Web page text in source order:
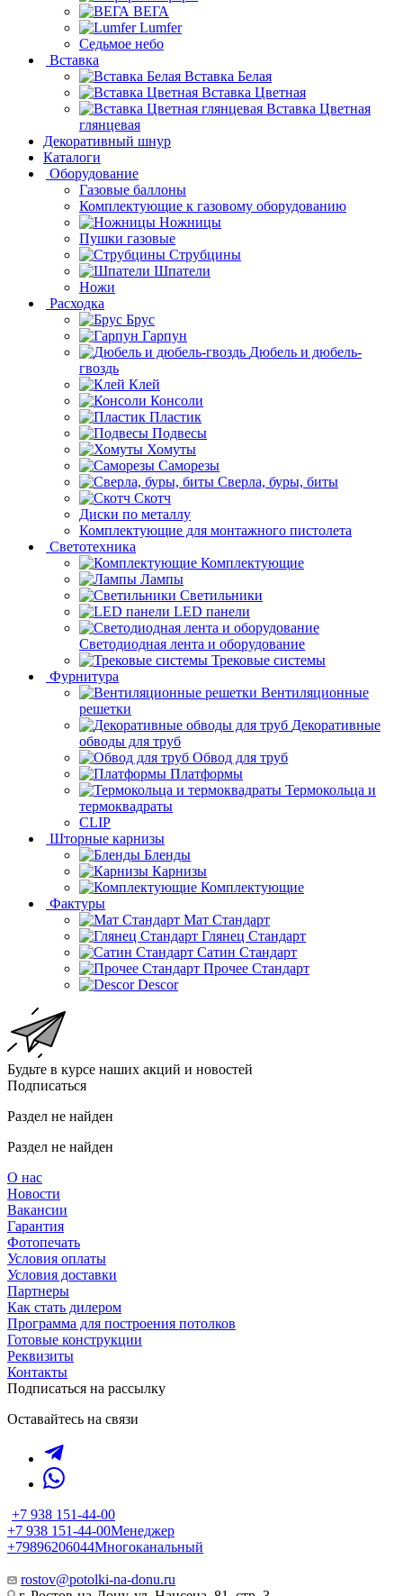
ВЕГА
Lumfer
Седьмое небо
Вставка
Вставка Белая
Вставка Цветная
Вставка Цветная
глянцевая
Декоративный шнур
Каталоги
Оборудование
Газовые баллоны
Комплектующие к газовому оборудованию
Ножницы
Пушки газовые
Струбцины
Шпатели
Ножи
Расходка
Брус
Гарпун
Дюбель и дюбель-
гвоздь
Клей
Консоли
Пластик
Подвесы
Хомуты
Саморезы
Сверла, буры, биты
Скотч
Диски по металлу
Комплектующие для монтажного пистолета
Светотехника
Комплектующие
Лампы
Светильники
LED панели
Светодиодная лента и оборудование
Трековые системы
Фурнитура
Вентиляционные
решетки
Декоративные
обводы для труб
Обвод для труб
Платформы
Термокольца и
термоквадраты
CLIP
Шторные карнизы
Бленды
Карнизы
Комплектующие
Фактуры
Мат Стандарт
Глянец Стандарт
Сатин Стандарт
Прочее Стандарт
Descor
Будьте в курсе наших акций и новостей
Подписаться
Раздел не найден
Раздел не найден
О нас
Новости
Вакансии
Гарантия
Фотопечать
Условия оплаты
Условия доставки
Партнеры
Как стать дилером
Программа для построения потолков
Готовые конструкции
Реквизиты
Контакты
Подписаться на рассылку
Оставайтесь на связи
+7 938 151-44-00
+7 938 151-44-00Менеджер
+79896206044Многоканальный
rostov@potolki-na-donu.ru